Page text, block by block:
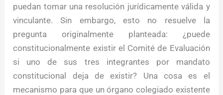
puedan tomar una resolución jurídicamente válida y
vinculante. Sin embargo, esto no resuelve la
pregunta originalmente planteada: ¿puede
constitucionalmente existir el Comité de Evaluación
si uno de sus tres integrantes por mandato
constitucional deja de existir? Una cosa es el
mecanismo para que un órgano colegiado existente